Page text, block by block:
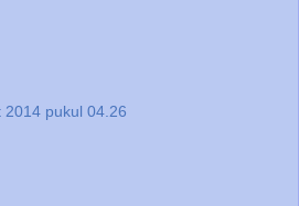
2014 pukul 04.26